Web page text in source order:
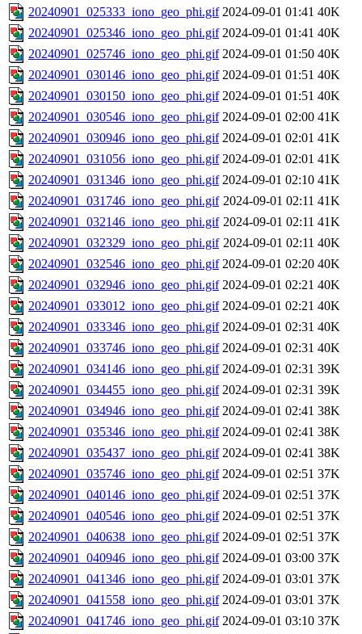
20240901_025333_iono_geo_phi.gif 2024-09-01 01:41 40K
20240901_025346_iono_geo_phi.gif 2024-09-01 01:41 40K
20240901_025746_iono_geo_phi.gif 2024-09-01 01:50 40K
20240901_030146_iono_geo_phi.gif 2024-09-01 01:51 40K
20240901_030150_iono_geo_phi.gif 2024-09-01 01:51 40K
20240901_030546_iono_geo_phi.gif 2024-09-01 02:00 41K
20240901_030946_iono_geo_phi.gif 2024-09-01 02:01 41K
20240901_031056_iono_geo_phi.gif 2024-09-01 02:01 41K
20240901_031346_iono_geo_phi.gif 2024-09-01 02:10 41K
20240901_031746_iono_geo_phi.gif 2024-09-01 02:11 41K
20240901_032146_iono_geo_phi.gif 2024-09-01 02:11 41K
20240901_032329_iono_geo_phi.gif 2024-09-01 02:11 40K
20240901_032546_iono_geo_phi.gif 2024-09-01 02:20 40K
20240901_032946_iono_geo_phi.gif 2024-09-01 02:21 40K
20240901_033012_iono_geo_phi.gif 2024-09-01 02:21 40K
20240901_033346_iono_geo_phi.gif 2024-09-01 02:31 40K
20240901_033746_iono_geo_phi.gif 2024-09-01 02:31 40K
20240901_034146_iono_geo_phi.gif 2024-09-01 02:31 39K
20240901_034455_iono_geo_phi.gif 2024-09-01 02:31 39K
20240901_034946_iono_geo_phi.gif 2024-09-01 02:41 38K
20240901_035346_iono_geo_phi.gif 2024-09-01 02:41 38K
20240901_035437_iono_geo_phi.gif 2024-09-01 02:41 38K
20240901_035746_iono_geo_phi.gif 2024-09-01 02:51 37K
20240901_040146_iono_geo_phi.gif 2024-09-01 02:51 37K
20240901_040546_iono_geo_phi.gif 2024-09-01 02:51 37K
20240901_040638_iono_geo_phi.gif 2024-09-01 02:51 37K
20240901_040946_iono_geo_phi.gif 2024-09-01 03:00 37K
20240901_041346_iono_geo_phi.gif 2024-09-01 03:01 37K
20240901_041558_iono_geo_phi.gif 2024-09-01 03:01 37K
20240901_041746_iono_geo_phi.gif 2024-09-01 03:10 37K